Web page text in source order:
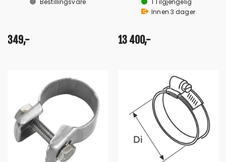
349,-
Innen 3 dager
13 400,-